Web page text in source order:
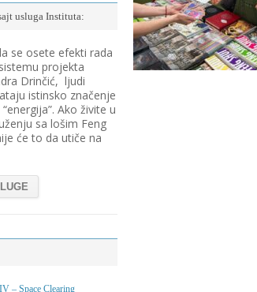
usluga Instituta:
se osete efekti rada
projekta
Drinčić, ljudi
istinsko značenje
Ako živite u
sa lošim Feng
će to da utiče na
– Space Clearing